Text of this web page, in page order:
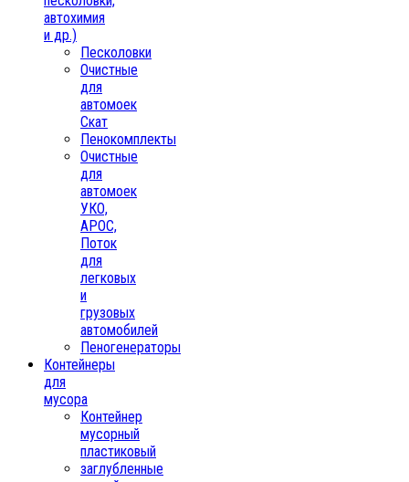
автохимия
и др.)
Песколовки
Очистные
для
автомоек
Скат
Пенокомплекты
Очистные
для
автомоек
УКО,
АРОС,
Поток
для
легковых
и
грузовых
автомобилей
Пеногенераторы
Контейнеры
для
мусора
Контейнер
мусорный
пластиковый
заглубленные